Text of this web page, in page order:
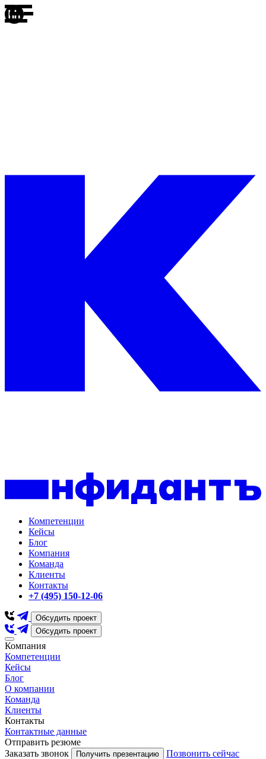
Компетенции
Кейсы
Блог
Компания
Команда
Клиенты
Контакты
+7 (495) 150-12-06
Обсудить проект
Обсудить проект
Компания
Компетенции
Кейсы
Блог
О компании
Команда
Клиенты
Контакты
Контактные данные
Отправить резюме
Заказать звонок
Получить презентацию
Позвонить сейчас